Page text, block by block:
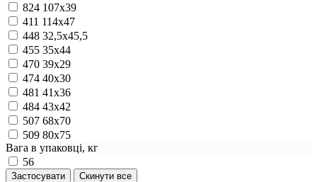
824 107х39
411 114х47
448 32,5х45,5
455 35х44
470 39х29
474 40х30
481 41х36
484 43х42
507 68х70
509 80х75
Вага в упаковці, кг
56